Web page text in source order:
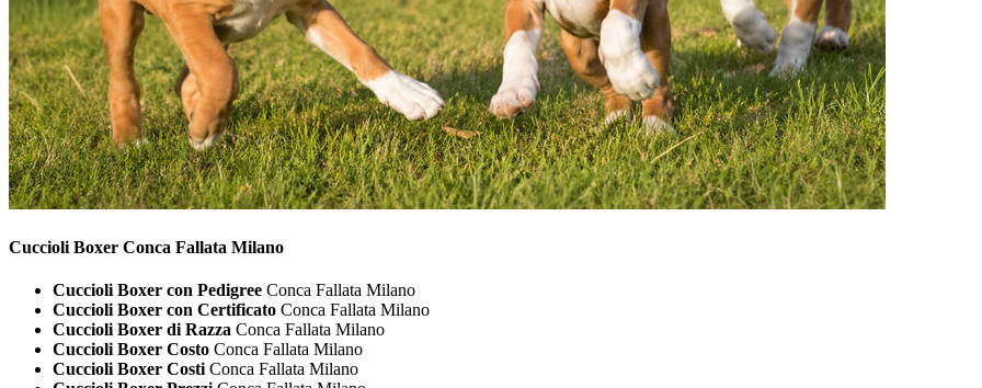
Cuccioli Boxer Conca Fallata Milano
Cuccioli Boxer con Pedigree Conca Fallata Milano
Cuccioli Boxer con Certificato Conca Fallata Milano
Cuccioli Boxer di Razza Conca Fallata Milano
Cuccioli Boxer Costo Conca Fallata Milano
Cuccioli Boxer Costi Conca Fallata Milano